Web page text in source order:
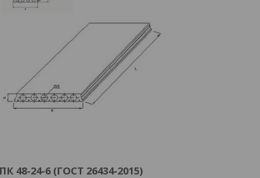
48-24-6 (ГОСТ 26434-2015)